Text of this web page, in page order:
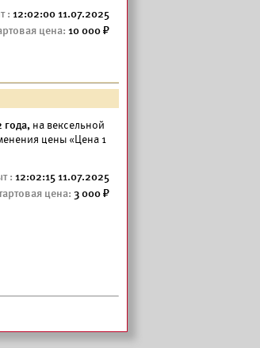
12:02:00 11.07.2025
10 000
года, на вексельной
цены «Цена 1
12:02:15 11.07.2025
3 000